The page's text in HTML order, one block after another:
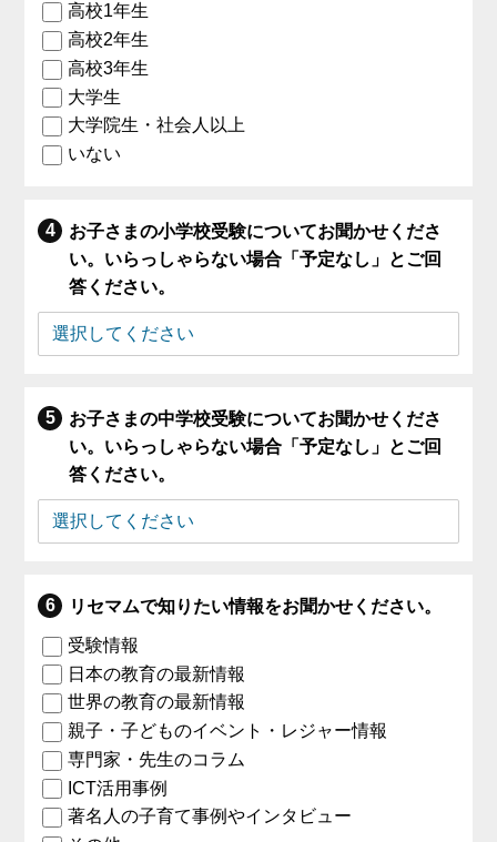
高校1年生
高校2年生
高校3年生
大学生
大学院生・社会人以上
いない
お子さまの小学校受験についてお聞かせくださ
い。いらっしゃらない場合「予定なし」とご回
答ください。
お子さまの中学校受験についてお聞かせくださ
い。いらっしゃらない場合「予定なし」とご回
答ください。
リセマムで知りたい情報をお聞かせください。
受験情報
日本の教育の最新情報
世界の教育の最新情報
親子・子どものイベント・レジャー情報
専門家・先生のコラム
ICT活用事例
著名人の子育て事例やインタビュー